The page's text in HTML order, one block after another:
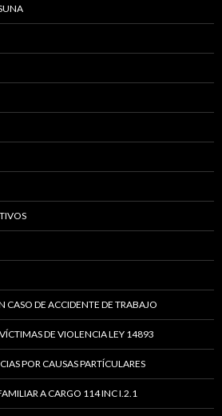
CASO DE ACCIDENTE DE TRABAJO
DE VIOLENCIA LEY 14893
POR CAUSAS PARTÍCULARES
A CARGO 114 INC I.2.1